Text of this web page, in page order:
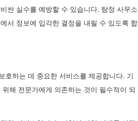
싼 실수를 예방할 수 있습니다. 탐정 사무소
서 정보에 입각한 결정을 내릴 수 있도록 합
호하는 데 중요한 서비스를 제공합니다. 기
해 전문가에게 의존하는 것이 필수적이 되